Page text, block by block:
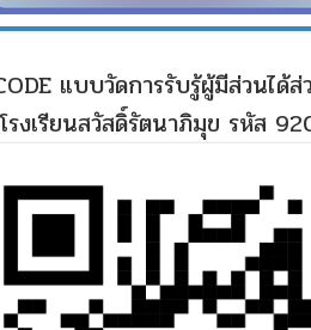
แบบวัดการรับรู้ผู้มีส่วนได้
รงเรียนสวัสดิ์รัตนาภิมุข รหัส